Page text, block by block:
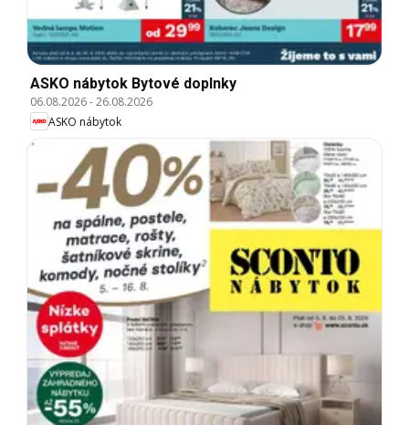
ASKO nábytok Bytové doplnky
06.08.2026-26.08.2026
ASKO nábytok